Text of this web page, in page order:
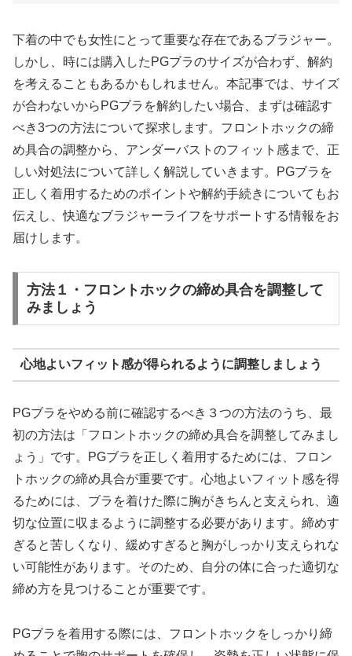
下着の中でも女性にとって重要な存在であるブラジャー。
しかし、時には購入したPGブラのサイズが合わず、解約
を考えることもあるかもしれません。本記事では、サイズ
が合わないからPGブラを解約したい場合、まずは確認す
べき3つの方法について探求します。フロントホックの締
め具合の調整から、アンダーバストのフィット感まで、正
しい対処法について詳しく解説していきます。PGブラを
正しく着用するためのポイントや解約手続きについてもお
伝えし、快適なブラジャーライフをサポートする情報をお
届けします。
方法１・フロントホックの締め具合を調整して
みましょう
心地よいフィット感が得られるように調整しましょう
PGブラをやめる前に確認するべき３つの方法のうち、最
初の方法は「フロントホックの締め具合を調整してみまし
ょう」です。PGブラを正しく着用するためには、フロン
トホックの締め具合が重要です。心地よいフィット感を得
るためには、ブラを着けた際に胸がきちんと支えられ、適
切な位置に収まるように調整する必要があります。締めす
ぎると苦しくなり、緩めすぎると胸がしっかり支えられな
い可能性があります。そのため、自分の体に合った適切な
締め方を見つけることが重要です。
PGブラを着用する際には、フロントホックをしっかり締